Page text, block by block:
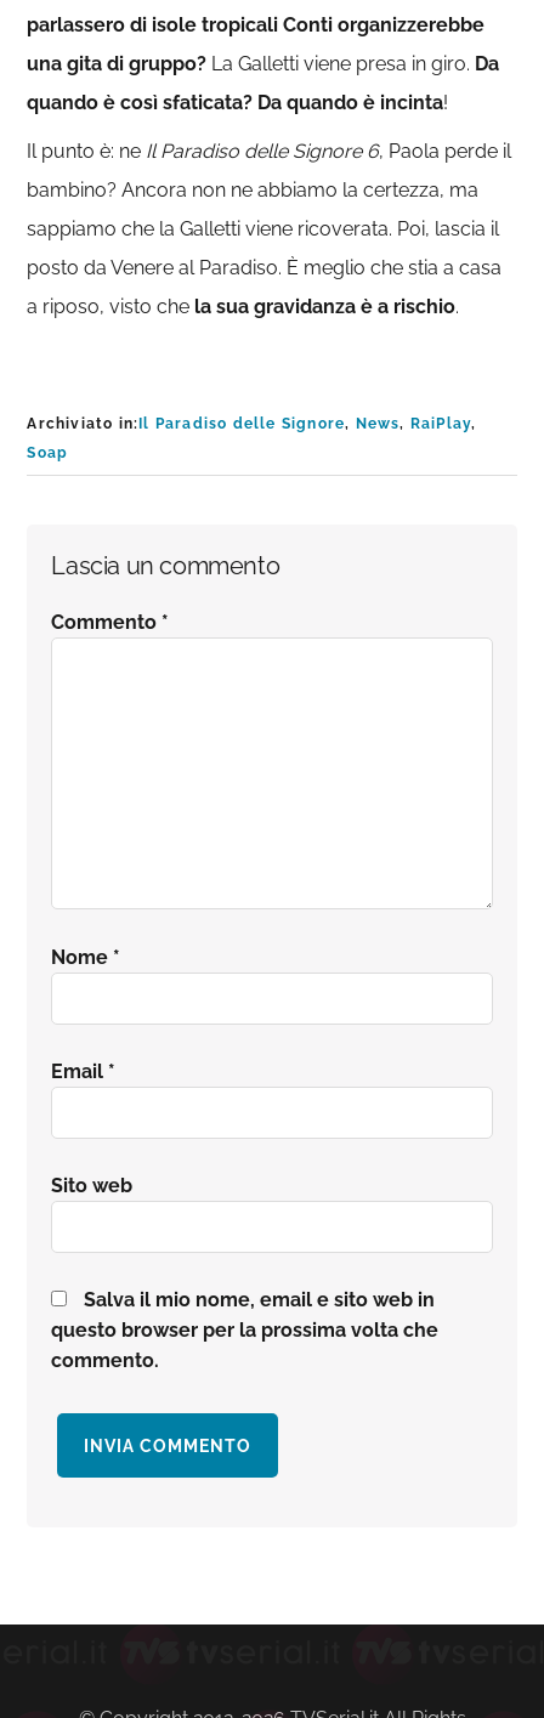
parlassero di isole tropicali Conti organizzerebbe
una gita di gruppo? La Galletti viene presa in giro. Da
quando è così sfaticata? Da quando è incinta!
Il punto è: ne Il Paradiso delle Signore 6, Paola perde il
bambino? Ancora non ne abbiamo la certezza, ma
sappiamo che la Galletti viene ricoverata. Poi, lascia il
posto da Venere al Paradiso. È meglio che stia a casa
a riposo, visto che la sua gravidanza è a rischio.
Archiviato in: Il Paradiso delle Signore, News, RaiPlay,
Soap
Interazioni
del
Lascia un commento
Commento *
Nome *
Email *
Sito web
Salva il mio nome, email e sito web in
questo browser per la prossima volta che
commento.
primaria